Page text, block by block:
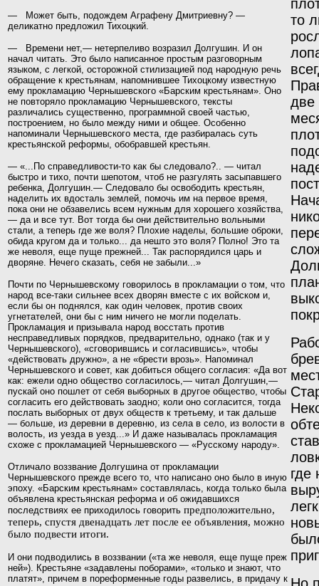
— Может быть, подождем Аграфену Дмитриевну? —
деликатно предложил Тихоцкий.
— Времени нет,— нетерпеливо возразил Долгушин. И он
начал читать. Это было написанное простым разговорным
языком, с легкой, осторожной стилизацией под народную речь
обращение к крестьянам, напомнившее Тихоцкому известную
ему прокламацию Чернышевского «Барским крестьянам». Оно
не повторяло прокламацию Чернышевского, тексты
различались существенно, программной своей частью,
построением, но было между ними и общее. Особенно
напоминали Чернышевского места, где разбиралась суть
крестьянской реформы, обобравшей крестьян.
— «...По справедливости-то как бы следовало?.. — читал
быстро и тихо, почти шепотом, чтоб не разгулять засыпавшего
ребенка, Долгушин.— Следовало бы освобо­дить крестьян,
наделить их вдосталь землей, помочь им на первое время,
пока они не обзавелись всем нужным для хорошего хозяйства,
— да и все тут. Вот тогда бы они действительно вольными
стали, а теперь где же воля? Плохие наделы, большие оброки,
обида кругом да и только... да нешто это воля? Полно! Это та
же неволя, еще пуще прежней... Так распорядился царь и
дворяне. Нечего сказать, себя не забыли...»
Почти по Чернышевскому говорилось в прокламации о том, что
народ все-таки сильнее всех дворян вместе с их войском и,
если бы он поднялся, как один человек, против своих
угнетателей, они бы с ним ничего не могли поделать.
Прокламация и призывала народ восстать против
несправедливых порядков, предварительно, однако (так и у
Чернышевского), «сговорившись и согласившись», чтобы
«действовать дружно», а не «брести врозь». Напоминал
Чернышевского и совет, как добиться общего согласия: «Да вот
как: ежели одно общество согласи­лось,— читал Долгушин,—
пускай оно пошлет от себя выборных в другое общество, чтобы
согласить его дей­ствовать заодно; коли оно согласится, тогда
послать выборных от двух обществ к третьему, и так дальше
— больше, из деревни в деревню, из села в село, из волости в
волость, из уезда в уезд...» И даже называлась прокла­мация
схоже с прокламацией Чернышевского — «Рус­скому народу».
Отличало воззвание Долгушина от прокламации
Чернышевского прежде всего то, что написано оно было в иную
эпоху. «Барским крестьянам» составлялась, когда только была
объявлена крестьянская реформа и об ожидавшихся
последствиях ее приходилось говорить предположительно,
теперь, спустя двенадцать лет после ее объявления, можно
было подвести итоги.
И они подводились в воззвании («та же неволя, еще пуще преж­
ней»). Крестьяне «задавлены поборами», «только и знают, что
платят», причем в пореформенные годы развелись, в придачу к
то
две
где